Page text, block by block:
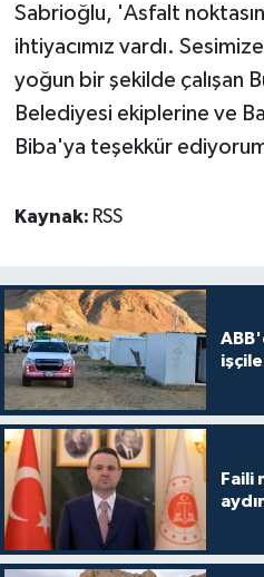
Sabrioğlu, 'Asfalt
ihtiyacımız vardı.
yoğun bir şekilde çalışan
Belediyesi ekiplerine ve
Biba'ya teşekkür
Kaynak: RSS
Faili